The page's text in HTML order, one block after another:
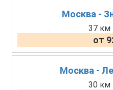
Москва -
37 км
от
Москва -
30 км